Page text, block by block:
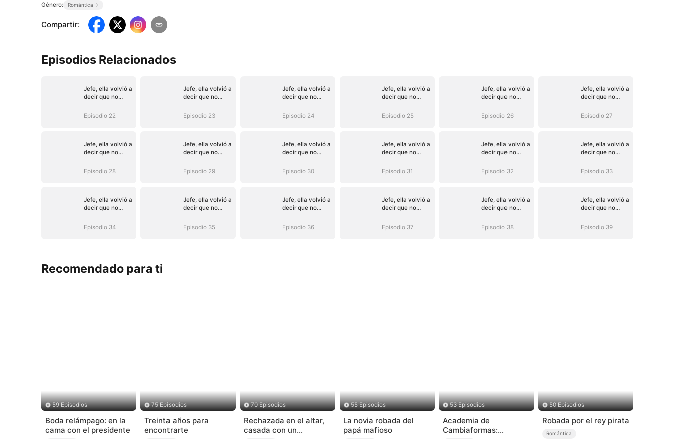
Género: Romántica
Compartir:
Episodios Relacionados
Jefe, ella volvió a
decir que no
Episodio 22
Jefe, ella volvió a
decir que no
Episodio 23
Jefe, ella volvió a
decir que no
Episodio 24
Jefe, ella volvió a
decir que no
Episodio 25
Jefe, ella volvió a
decir que no
Episodio 26
Jefe, ella volvió a
decir que no
Episodio 27
Jefe, ella volvió a
decir que no
Episodio 28
Jefe, ella volvió a
decir que no
Episodio 29
Jefe, ella volvió a
decir que no
Episodio 30
Jefe, ella volvió a
decir que no
Episodio 31
Jefe, ella volvió a
decir que no
Episodio 32
Jefe, ella volvió a
decir que no
Episodio 33
Jefe, ella volvió a
decir que no
Episodio 34
Jefe, ella volvió a
decir que no
Episodio 35
Jefe, ella volvió a
decir que no
Episodio 36
Jefe, ella volvió a
decir que no
Episodio 37
Jefe, ella volvió a
decir que no
Episodio 38
Jefe, ella volvió a
decir que no
Episodio 39
Recomendado para ti
59 Episodios
Boda relámpago: en la
cama con el presidente
75 Episodios
Treinta años para
encontrarte
70 Episodios
Rechazada en el altar,
casada con un
55 Episodios
La novia robada del
papá mafioso
53 Episodios
Academia de
Cambiaformas:
50 Episodios
Robada por el rey pirata
Romántica